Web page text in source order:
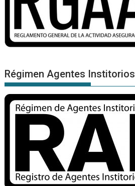
Régimen Agentes Institorios